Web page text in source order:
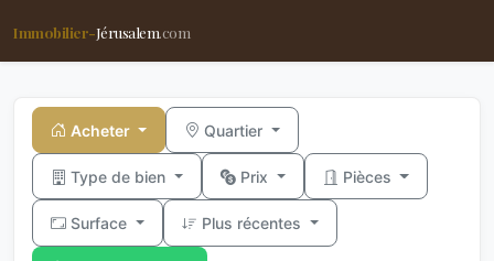
Immobilier-Jérusalem.com
Acheter Quartier
Type de bien Prix Pièces
Surface Plus récentes